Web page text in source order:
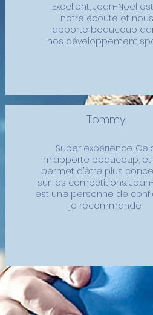
Excellent, Jean-Noël
notre écoute et nous
apporte beaucoup
nos développement
Tommy
Super expérience.
m’apporte beaucoup,
permet d’être plus
sur les compétitions.
est une personne de
je recommande.